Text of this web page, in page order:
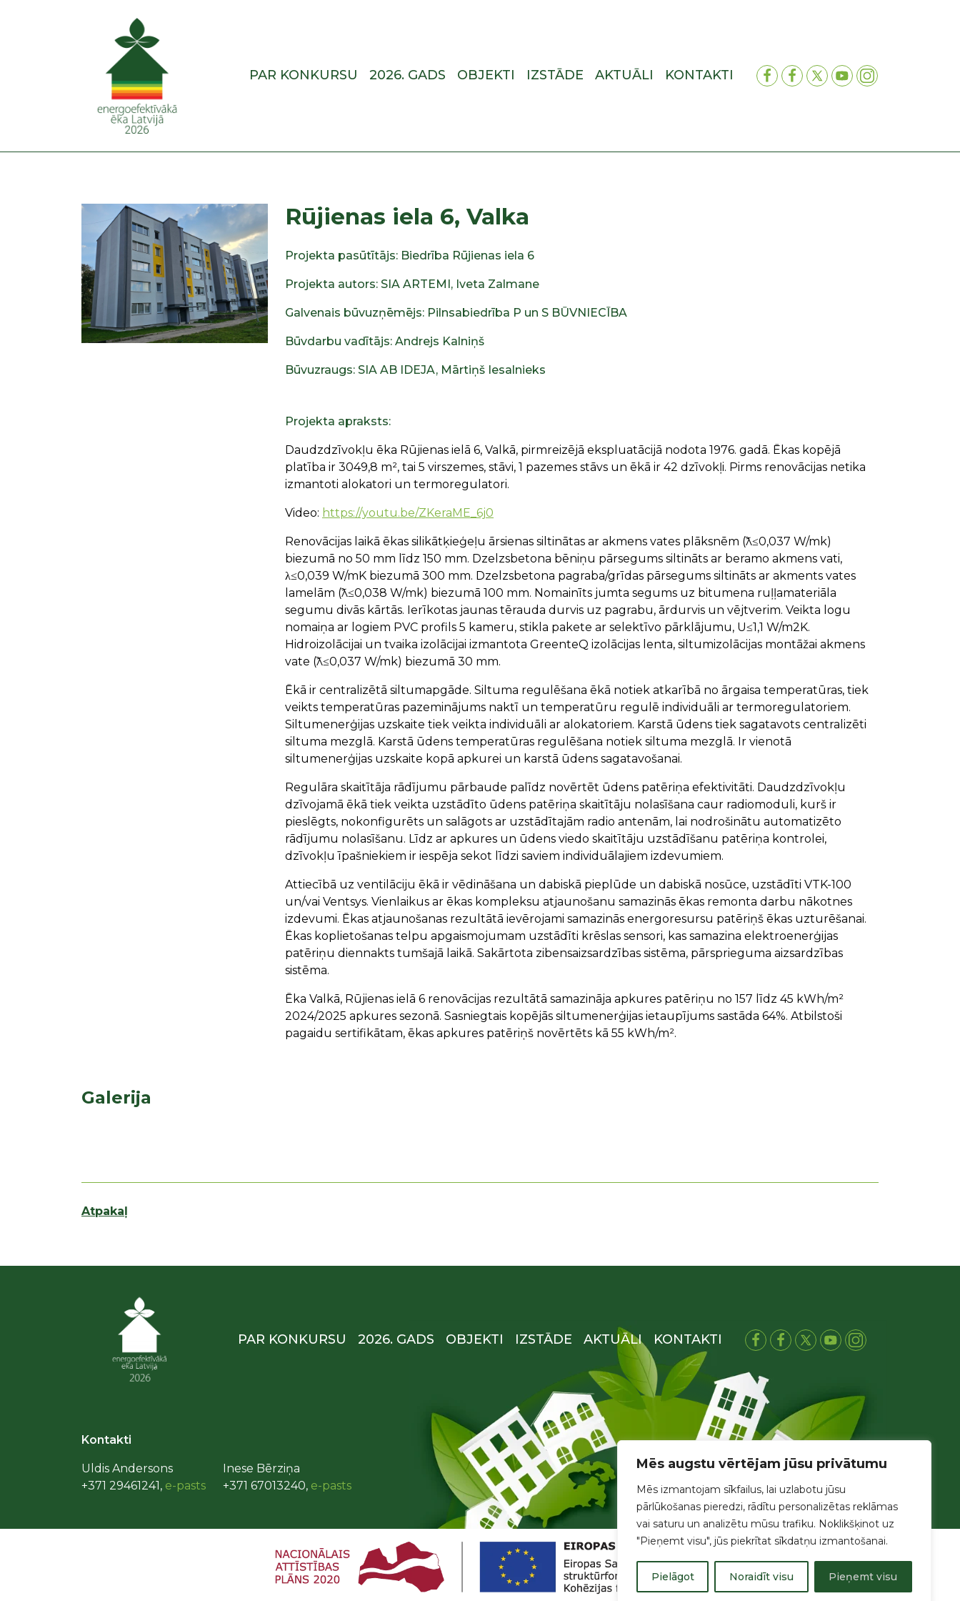
Mēs augstu vērtējam jūsu privātumu
Mēs izmantojam sīkfailus, lai uzlabotu jūsu
pārlūkošanas pieredzi, rādītu personalizētas reklāmas
vai saturu un analizētu mūsu trafiku. Noklikšķinot uz
"Pieņemt visu", jūs piekrītat sīkdatņu izmantošanai.
Pielāgot Noraidīt visu Pieņemt visu
PAR KONKURSU 2026. GADS OBJEKTI IZSTĀDE AKTUĀLI KONTAKTI
Rūjienas iela 6, Valka
Projekta pasūtītājs: Biedrība Rūjienas iela 6
Projekta autors: SIA ARTEMI, Iveta Zalmane
Galvenais būvuzņēmējs: Pilnsabiedrība P un S BŪVNIECĪBA
Būvdarbu vadītājs: Andrejs Kalniņš
Būvuzraugs: SIA AB IDEJA, Mārtiņš Iesalnieks
Projekta apraksts:
Daudzdzīvokļu ēka Rūjienas ielā 6, Valkā, pirmreizējā ekspluatācijā nodota 1976. gadā. Ēkas kopējā
platība ir 3049,8 m², tai 5 virszemes, stāvi, 1 pazemes stāvs un ēkā ir 42 dzīvokļi. Pirms renovācijas netika
izmantoti alokatori un termoregulatori.
Video: https://youtu.be/ZKeraME_6j0
Renovācijas laikā ēkas silikātķieģeļu ārsienas siltinātas ar akmens vates plāksnēm (ƛ≤0,037 W/mk)
biezumā no 50 mm līdz 150 mm. Dzelzsbetona bēniņu pārsegums siltināts ar beramo akmens vati,
λ≤0,039 W/mK biezumā 300 mm. Dzelzsbetona pagraba/grīdas pārsegums siltināts ar akments vates
lamelām (ƛ≤0,038 W/mk) biezumā 100 mm. Nomainīts jumta segums uz bitumena ruļļamateriāla
segumu divās kārtās. Ierīkotas jaunas tērauda durvis uz pagrabu, ārdurvis un vējtverim. Veikta logu
nomaiņa ar logiem PVC profils 5 kameru, stikla pakete ar selektīvo pārklājumu, U≤1,1 W/m2K.
Hidroizolācijai un tvaika izolācijai izmantota GreenteQ izolācijas lenta, siltumizolācijas montāžai akmens
vate (ƛ≤0,037 W/mk) biezumā 30 mm.
Ēkā ir centralizētā siltumapgāde. Siltuma regulēšana ēkā notiek atkarībā no ārgaisa temperatūras, tiek
veikts temperatūras pazeminājums naktī un temperatūru regulē individuāli ar termoregulatoriem.
Siltumenerģijas uzskaite tiek veikta individuāli ar alokatoriem. Karstā ūdens tiek sagatavots centralizēti
siltuma mezglā. Karstā ūdens temperatūras regulēšana notiek siltuma mezglā. Ir vienotā
siltumenerģijas uzskaite kopā apkurei un karstā ūdens sagatavošanai.
Regulāra skaitītāja rādījumu pārbaude palīdz novērtēt ūdens patēriņa efektivitāti. Daudzdzīvokļu
dzīvojamā ēkā tiek veikta uzstādīto ūdens patēriņa skaitītāju nolasīšana caur radiomoduli, kurš ir
pieslēgts, nokonfigurēts un salāgots ar uzstādītajām radio antenām, lai nodrošinātu automatizēto
rādījumu nolasīšanu. Līdz ar apkures un ūdens viedo skaitītāju uzstādīšanu patēriņa kontrolei,
dzīvokļu īpašniekiem ir iespēja sekot līdzi saviem individuālajiem izdevumiem.
Attiecībā uz ventilāciju ēkā ir vēdināšana un dabiskā pieplūde un dabiskā nosūce, uzstādīti VTK-100
un/vai Ventsys. Vienlaikus ar ēkas kompleksu atjaunošanu samazinās ēkas remonta darbu nākotnes
izdevumi. Ēkas atjaunošanas rezultātā ievērojami samazinās energoresursu patēriņš ēkas uzturēšanai.
Ēkas koplietošanas telpu apgaismojumam uzstādīti krēslas sensori, kas samazina elektroenerģijas
patēriņu diennakts tumšajā laikā. Sakārtota zibensaizsardzības sistēma, pārsprieguma aizsardzības
sistēma.
Ēka Valkā, Rūjienas ielā 6 renovācijas rezultātā samazināja apkures patēriņu no 157 līdz 45 kWh/m²
2024/2025 apkures sezonā. Sasniegtais kopējās siltumenerģijas ietaupījums sastāda 64%. Atbilstoši
pagaidu sertifikātam, ēkas apkures patēriņš novērtēts kā 55 kWh/m².
Galerija
Atpakaļ
PAR KONKURSU 2026. GADS OBJEKTI IZSTĀDE AKTUĀLI KONTAKTI
Kontakti
Uldis Andersons
+371 29461241, e-pasts
Inese Bērziņa
+371 67013240, e-pasts